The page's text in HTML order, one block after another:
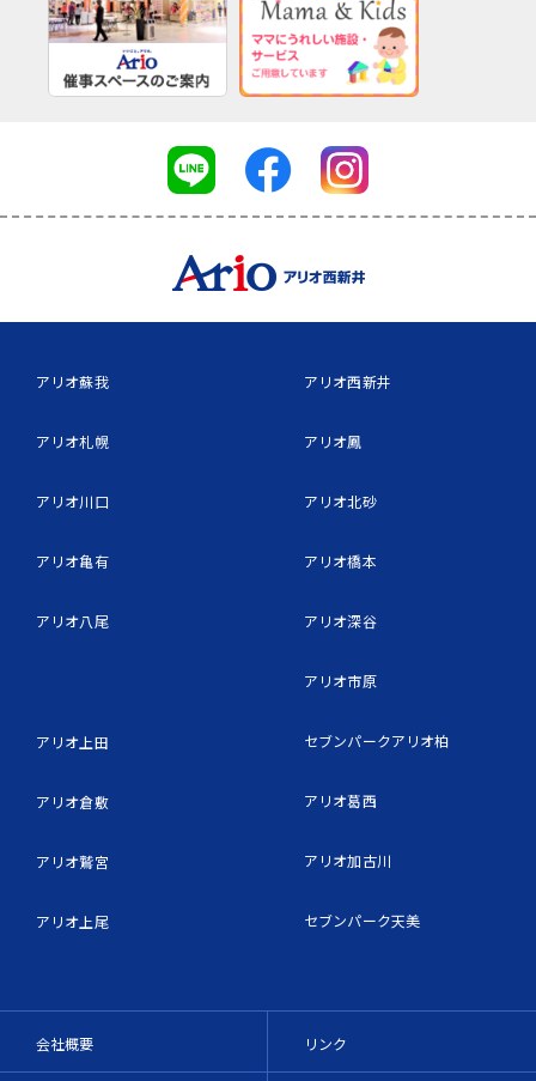
アリオ蘇我
アリオ札幌
アリオ川口
アリオ亀有
アリオ八尾
アリオ上田
アリオ倉敷
アリオ鷲宮
アリオ上尾
アリオ西新井
アリオ鳳
アリオ北砂
アリオ橋本
アリオ深谷
アリオ市原
セブンパークアリオ柏
アリオ葛西
アリオ加古川
セブンパーク天美
会社概要 リンク